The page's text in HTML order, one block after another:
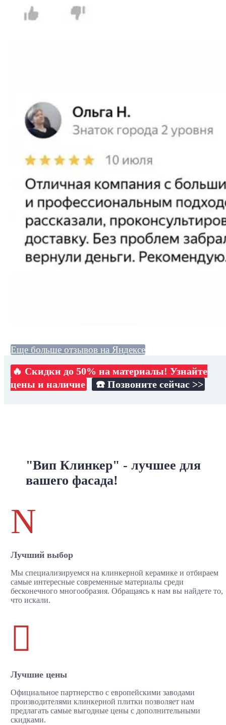
Еще больше отзывов на Яндексе
🔥 Скидки до 50% на материалы! Узнайте
цены и наличие
☎️ Позвоните сейчас >>
"Вип Клинкер" - лучшее для
вашего фасада!
N
Лучший выбор
Мы специализируемся на клинкерной керамике и отбираем
самые интересные современные материалы среди
бесконечного многообразия. Обращаясь к нам вы найдете то,
что искали.

Лучшие цены
Официальное партнерство с европейскими заводами
производителями клинкерной плитки позволяет нам
предлагать самые выгодные цены с дополнительными
скидками.